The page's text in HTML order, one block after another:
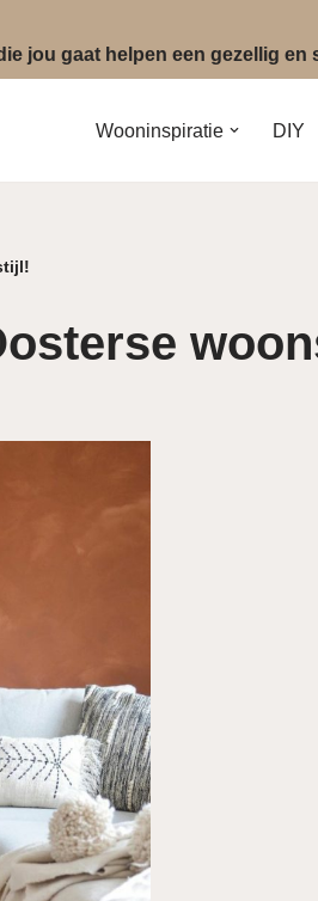
jou gaat helpen een gezellig
Wooninspiratie DIY